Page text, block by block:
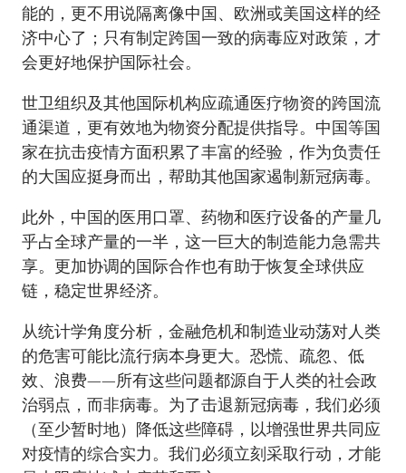
能的，更不用说隔离像中国、欧洲或美国这样的经
济中心了；只有制定跨国一致的病毒应对政策，才
会更好地保护国际社会。
世卫组织及其他国际机构应疏通医疗物资的跨国流
通渠道，更有效地为物资分配提供指导。中国等国
家在抗击疫情方面积累了丰富的经验，作为负责任
的大国应挺身而出，帮助其他国家遏制新冠病毒。
此外，中国的医用口罩、药物和医疗设备的产量几
乎占全球产量的一半，这一巨大的制造能力急需共
享。更加协调的国际合作也有助于恢复全球供应
链，稳定世界经济。
从统计学角度分析，金融危机和制造业动荡对人类
的危害可能比流行病本身更大。恐慌、疏忽、低
效、浪费——所有这些问题都源自于人类的社会政
治弱点，而非病毒。为了击退新冠病毒，我们必须
（至少暂时地）降低这些障碍，以增强世界共同应
对疫情的综合实力。我们必须立刻采取行动，才能